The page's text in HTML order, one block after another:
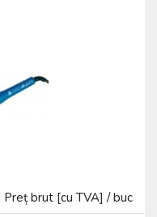
Preț brut [cu TVA] / buc